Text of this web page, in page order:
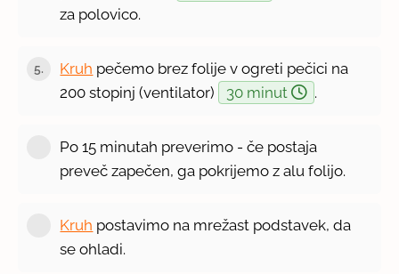
za polovico.
5. Kruh pečemo brez folije v ogreti pečici na
200 stopinj (ventilator)
30 minut .
Po 15 minutah preverimo - če postaja
preveč zapečen, ga pokrijemo z alu folijo.
Kruh postavimo na mrežast podstavek, da
se ohladi.